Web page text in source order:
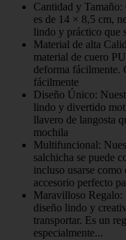
Cantidad y
es de 14 × 8,5 cm,
lindo y práctico que
Material de alta
material de cuero
deforma fácilmente.
fácilmente
Diseño Único:
lindo y divertido
llavero de langosta
mochila
Multifuncional:
salchicha se puede
incluso usarse como
accesorio perfecto
Maravilloso Regalo:
diseño lindo y
transportar. Es un
especialmente...